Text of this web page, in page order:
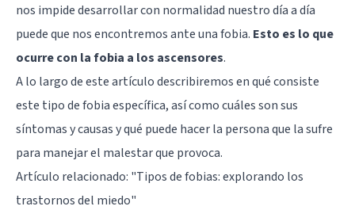
nos impide desarrollar con normalidad nuestro día a día
puede que nos encontremos ante una fobia. Esto es lo que
ocurre con la fobia a los ascensores.
A lo largo de este artículo describiremos en qué consiste
este tipo de fobia específica, así como cuáles son sus
síntomas y causas y qué puede hacer la persona que la sufre
para manejar el malestar que provoca.
Artículo relacionado: "Tipos de fobias: explorando los
trastornos del miedo"